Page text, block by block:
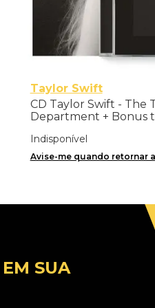
Taylor Swift
CD Taylor Swift - The
Department + Bonus
Indisponível
Avise-me quando retornar
SUA